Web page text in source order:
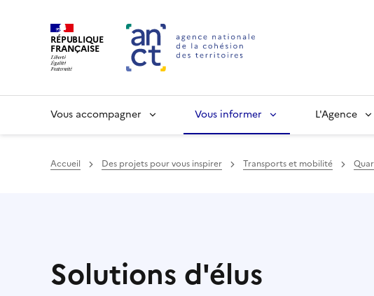
RÉPUBLIQUE
FRANÇAISE
Vous accompagner Vous informer L'Agence
Accueil Des projets pour vous inspirer Transports et mobilité
Solutions d'élus